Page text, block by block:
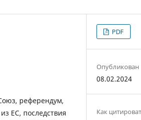
референдум,
ЕС, последствия
PDF
Опубликован
08.02.2024
Как